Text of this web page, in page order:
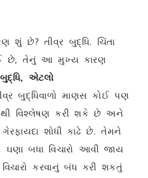
શું છે? તીવ્ર બુદ્ધિ. ચિંતા
છે, તેનું આ મુખ્ય કારણ
બુદ્ધિ, એટલો
બુદ્ધિવાળો માણસ કોઈ પણ
વિશ્લેષણ કરી શકે છે અને
શોધી કાઢે છે. તેમને
બધા વિચારો આવી જાય
કરવાનું બંધ કરી શકતું